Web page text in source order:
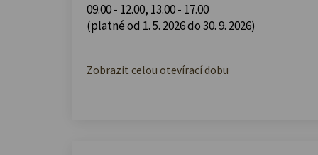
09.00 - 12.00, 13.00 - 17.00
(platné od 1. 5. 2026 do 30. 9. 2026)
Zobrazit celou otevírací dobu